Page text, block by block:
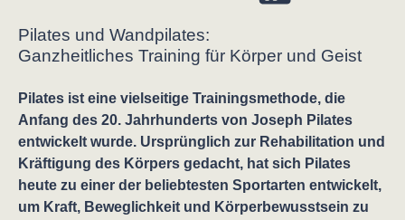
Pilates und Wandpilates:
Ganzheitliches Training für Körper und Geist
Pilates ist eine vielseitige Trainingsmethode, die
Anfang des 20. Jahrhunderts von Joseph Pilates
entwickelt wurde. Ursprünglich zur Rehabilitation und
Kräftigung des Körpers gedacht, hat sich Pilates
heute zu einer der beliebtesten Sportarten entwickelt,
um Kraft, Beweglichkeit und Körperbewusstsein zu